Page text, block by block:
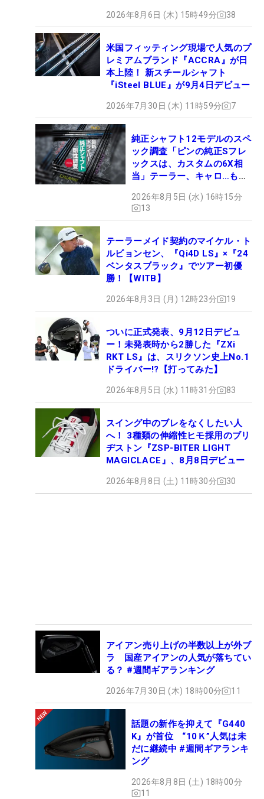
2026年8月6日 (木) 15時49分 38
米国フィッティング現場で人気のプ
レミアムブランド『ACCRA』が日
本上陸！ 新スチールシャフト
『iSteel BLUE』が9月4日デビュー
2026年7月30日 (木) 11時59分 7
純正シャフト12モデルのスペ
ック調査「ピンの純正Sフレ
ックスは、カスタムの6X相
当」テーラー、キャロ…もチ
2026年8月5日 (水) 16時15分
13
テーラーメイド契約のマイケル・ト
ルビョンセン、『Qi4D LS』×『24
ベンタスブラック』でツアー初優
勝！【WITB】
2026年8月3日 (月) 12時23分 19
ついに正式発表、9月12日デビュ
ー！未発表時から2勝した『ZXi
RKT LS』は、スリクソン史上No.1
ドライバー!?【打ってみた】
2026年8月5日 (水) 11時31分 83
スイング中のブレをなくしたい人
へ！ 3種類の伸縮性ヒモ採用のブリ
ヂストン『ZSP-BITER LIGHT
MAGICLACE』、8月8日デビュー
2026年8月8日 (土) 11時30分 30
アイアン売り上げの半数以上が外ブ
ラ 国産アイアンの人気が落ちてい
る？ #週間ギアランキング
2026年7月30日 (木) 18時00分 11
話題の新作を抑えて『G440
K』が首位 “10Ｋ”人気は未
だに継続中 #週間ギアランキ
ング
2026年8月8日 (土) 18時00分
11